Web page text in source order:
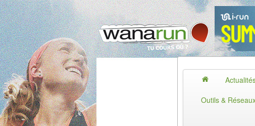
Outils &